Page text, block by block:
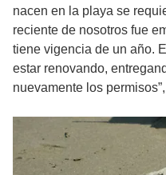
nacen en la playa se
reciente de nosotros fue
tiene vigencia de un año.
estar renovando,
nuevamente los